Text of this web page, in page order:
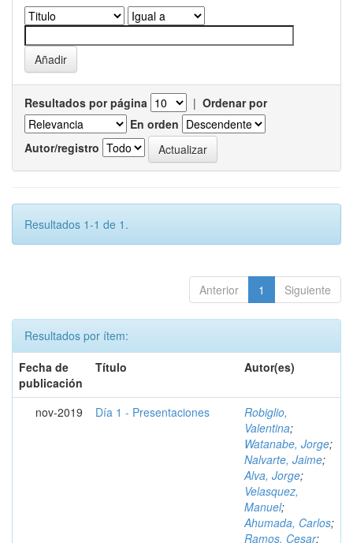
Resultados por página | Ordenar por
En orden
Autor/registro
Resultados 1-1 de 1.
Anterior 1 Siguiente
Resultados por ítem:
Fecha de
publicación
Título Autor(es)
nov-2019 Día 1 - Presentaciones
Robiglio,
Valentina;
Watanabe, Jorge;
Nalvarte, Jaime;
Alva, Jorge;
Velasquez,
Manuel;
Ahumada, Carlos;
Ramos, Cesar;